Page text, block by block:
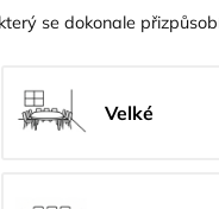
se dokonale
Velké